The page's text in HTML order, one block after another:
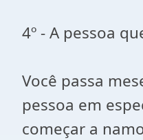
4º - A pessoa
Você passa
pessoa em
começar a